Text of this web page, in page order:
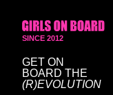
SINCE 2012
GET ON
BOARD THE
(R)EVOLUTION